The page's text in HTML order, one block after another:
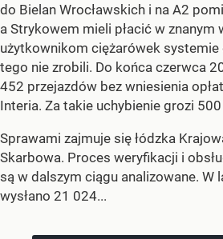
do Bielan Wrocławskich i na A2
a Strykowem mieli płacić w znanym
użytkownikom ciężarówek systemie
tego nie zrobili. Do końca czerwca
452 przejazdów bez wniesienia
Interia. Za takie uchybienie grozi 500
Sprawami zajmuje się łódzka
Skarbowa. Proces weryfikacji i
są w dalszym ciągu analizowane. W
wysłano 21 024...